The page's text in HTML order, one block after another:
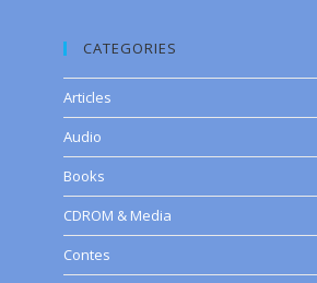
CATEGORIES
Articles
Audio
Books
CDROM & Media
Contes